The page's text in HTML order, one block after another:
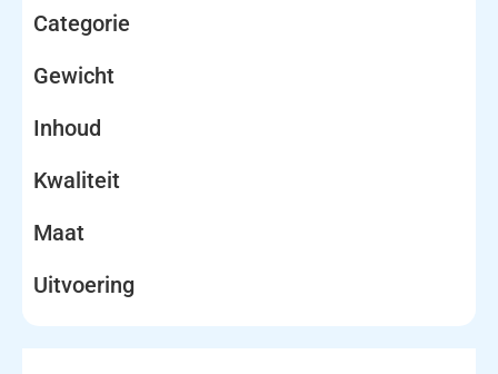
Categorie
Gewicht
Inhoud
Kwaliteit
Maat
Uitvoering